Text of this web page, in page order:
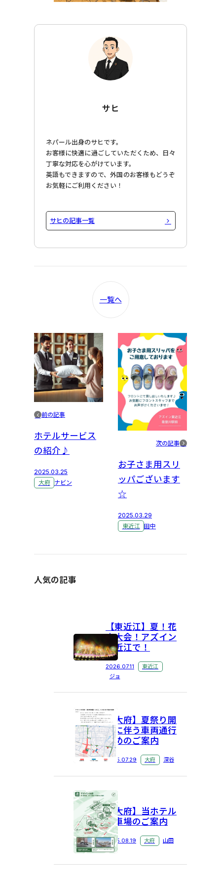
サヒ
ネパール出身のサヒです。
お客様に快適に過ごしていただくため、日々
丁寧な対応を心がけています。
英語もできますので、外国のお客様もどうぞ
お気軽にご利用ください！
サヒの記事一覧
前の記事
ホテルサービス
の紹介♪
2025.03.25
大府
ナビン
一覧へ
次の記事
お子さま用スリ
ッパございます
☆
2025.03.29
東近江 田中
人気の記事
【東近江】夏！花
火大会！アズイン
東近江で！
2026.07.11
東近江
ジョ
【大府】夏祭り開
催に伴う車両通行
止めのご案内
2025.07.29 大府 深谷
【大府】当ホテル
駐車場のご案内
2025.08.19 大府 山田